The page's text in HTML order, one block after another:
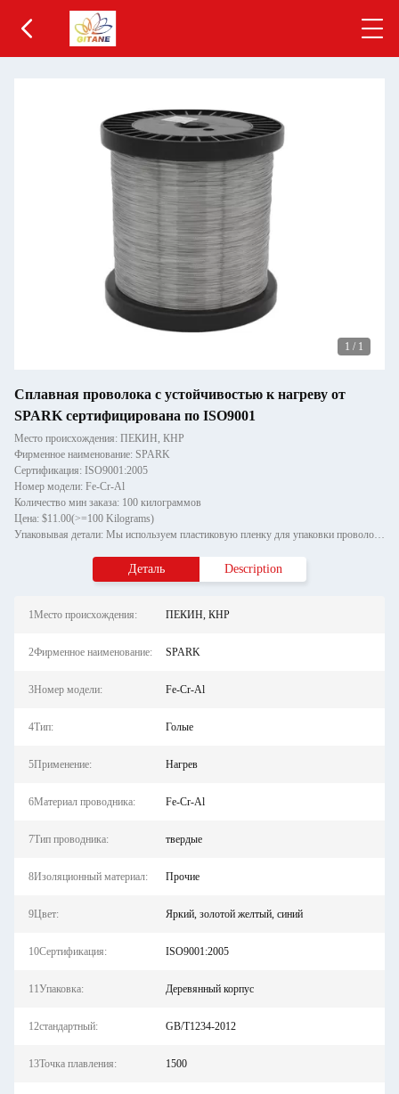
1 / 1
Сплавная проволока с устойчивостью к нагреву от
SPARK сертифицирована по ISO9001
Место происхождения: ПЕКИН, КНР
Фирменное наименование: SPARK
Сертификация: ISO9001:2005
Номер модели: Fe-Cr-Al
Количество мин заказа: 100 килограммов
Цена: $11.00(>=100 Kilograms)
Упаковывая детали: Мы используем пластиковую пленку для упаковки проволоки оси, а внешняя упаковка валовой проволоки ис
Деталь Description
1Место происхождения: ПЕКИН, КНР
2Фирменное наименование: SPARK
3Номер модели: Fe-Cr-Al
4Тип: Голые
5Применение: Нагрев
6Материал проводника: Fe-Cr-Al
7Тип проводника: твердые
8Изоляционный материал: Прочие
9Цвет: Яркий, золотой желтый, синий
10Сертификация: ISO9001:2005
11Упаковка: Деревянный корпус
12стандартный: GB/T1234-2012
13Точка плавления: 1500